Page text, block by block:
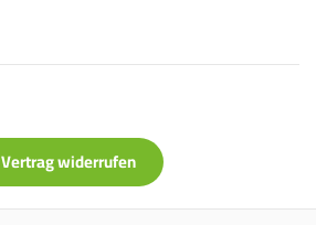
Vertrag widerrufen